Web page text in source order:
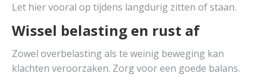
Let hier vooral op tijdens langdurig zitten of staan.
Wissel belasting en rust af
Zowel overbelasting als te weinig beweging kan
klachten veroorzaken. Zorg voor een goede balans.